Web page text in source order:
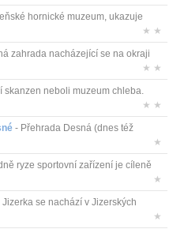
hornické muzeum, ukazuje
★ ★
zahrada nacházející se na okraji
★ ★
skanzen neboli muzeum chleba.
★ ★
- Přehrada Desná (dnes též
★
ryze sportovní zařízení je cíleně
★
se nachází v Jizerských
★